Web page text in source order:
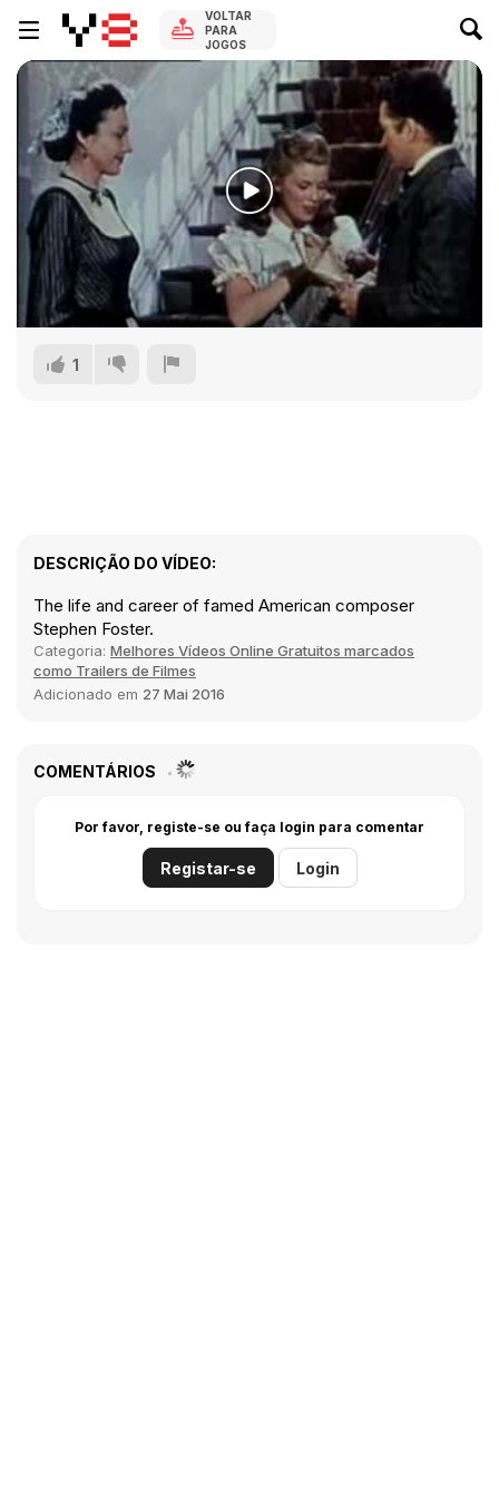
VOLTAR
PARA
JOGOS
1
DESCRIÇÃO DO VÍDEO:
The life and career of famed American composer
Stephen Foster.
Categoria: Melhores Vídeos Online Gratuitos marcados
como Trailers de Filmes
Adicionado em 27 Mai 2016
COMENTÁRIOS
Por favor, registe-se ou faça login para comentar
Registar-se Login